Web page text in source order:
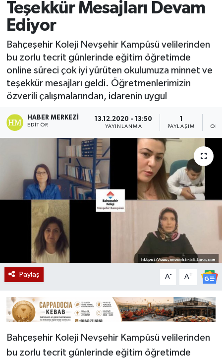
Teşekkür Mesajları Devam
Ediyor
Bahçeşehir Koleji Nevşehir Kampüsü velilerinden
bu zorlu tecrit günlerinde eğitim öğretimde
online süreci çok iyi yürüten okulumuza minnet ve
teşekkür mesajları geldi. Öğretmenlerimizin
özverili çalışmalarından, idarenin uygul
HABER MERKEZI
EDITÖR
13.12.2020 - 13:50
YAYINLANMA
1
PAYLAŞIM
Paylaş A- A+
Bahçeşehir Koleji Nevşehir Kampüsü velilerinden
bu zorlu tecrit günlerinde eğitim öğretimde